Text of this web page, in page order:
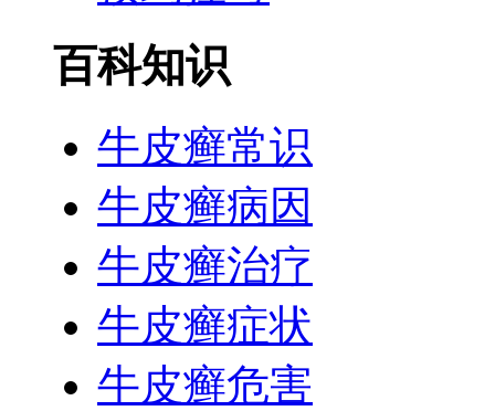
百科知识
牛皮癣常识
牛皮癣病因
牛皮癣治疗
牛皮癣症状
牛皮癣危害